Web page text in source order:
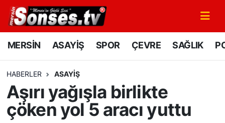
MERSİN ASAYİŞ SPOR ÇEVRE SAĞLIK
HABERLER ASAYİŞ
Aşırı yağışla birlikte
çöken yol 5 aracı yuttu
MERSİN
SPOR
GÜNÜN MANŞETİ
Mersin Nöbetçi Eczaneler
Mersin Namaz Vakitleri
Mersin Trafik Yoğunluk Haritası